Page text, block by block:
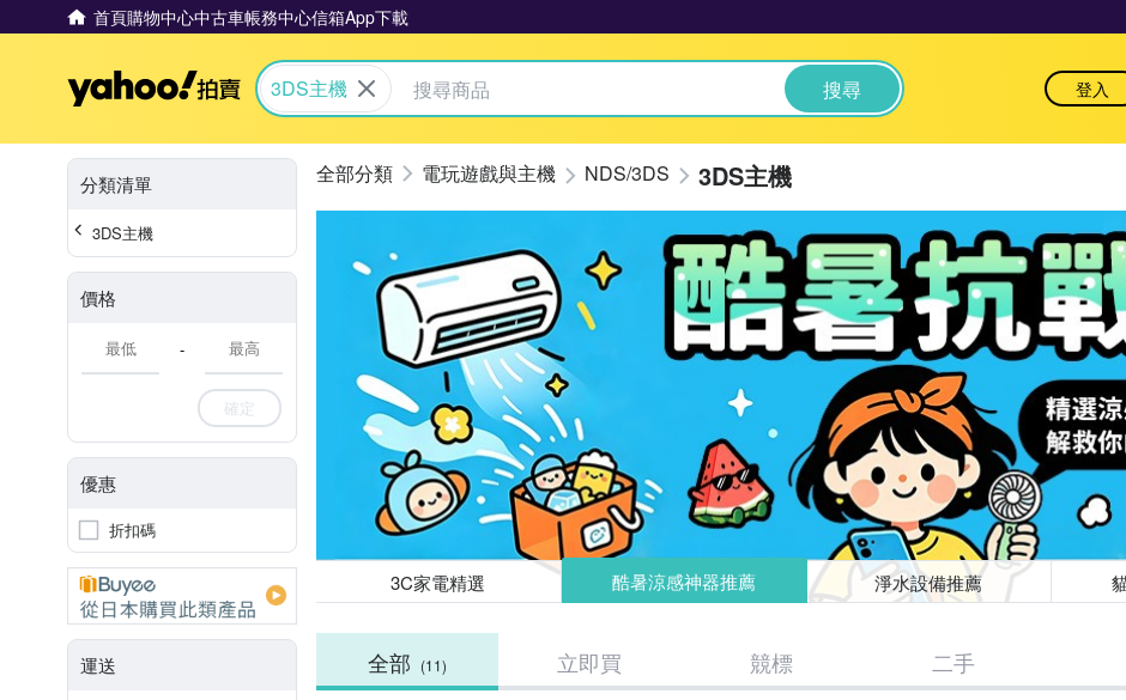
首頁購物中心中古車帳務中心信箱App下載
Yahoo拍賣
3DS主機 搜尋 登入
分類清單
3DS主機
價格
-
確定
優惠
折扣碼
運送
電玩遊戲與主機 NDS/3DS 3DS主機
3C家電精選 酷暑涼感神器推薦 淨水設備推薦
全部 (11) 立即買 競標 二手